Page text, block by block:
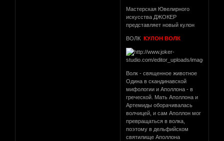
Мастерская Ювелирного
искусства ДЖОКЕР
представляет новый кулон
ВОЛК КУЛОН ВОЛК
Волк - священное животное
Одина в скандинавской
мифологии и Аполлона - в
греческой. Мать Аполлона и
Артемиды оборачивалась
волчицей, и сам Аполлон мог
превращаться в волка,
поэтому в дельфийском
святилище Аполлона